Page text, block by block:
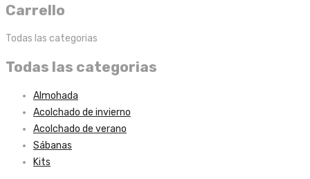
Carrello
Todas las categorias
Todas las categorias
Almohada
Acolchado de invierno
Acolchado de verano
Sábanas
Kits